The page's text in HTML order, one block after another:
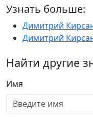
Узнать больше:
Димитрий
Димитрий
Найти другие
Имя